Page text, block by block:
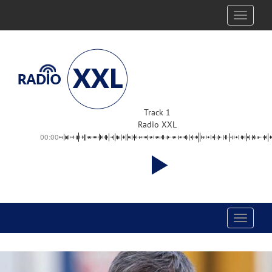
Toggle
Track 1
Radio XXL
00:00
Toggle